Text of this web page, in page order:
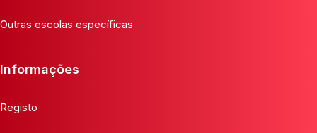
Outras escolas específicas
Informações
Registo